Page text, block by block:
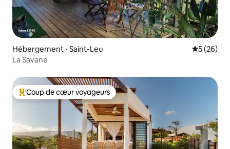
Hébergement ⋅ Saint-Leu
5 (26)
La Savane
Coups de cœur voyageurs les plus appréciés
Coup de cœur voyageurs